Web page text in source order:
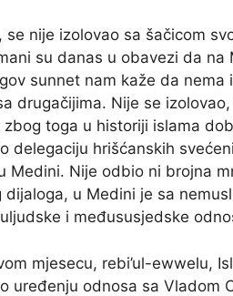
se nije izolovao sa šačicom
su danas u obavezi da na
sunnet nam kaže da
drugačijima. Nije se
toga u historiji islama
delegaciju hrišćanskih
Medini. Nije odbio ni brojna
dijaloga, u Medini je sa
i međususjedske
mjesecu, rebi’ul-ewwelu,
uređenju odnosa sa Vladom